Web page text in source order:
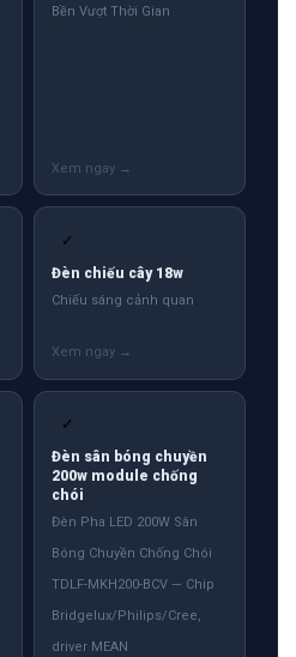
Bền Vượt Thời Gian
✓
Đèn chiếu cây 18w
Chiếu sáng cảnh quan
✓
Đèn sân bóng chuyền
200w module chống
chói
Đèn Pha LED 200W Sân
Bóng Chuyền Chống Chói
TDLF-MKH200-BCV — Chip
Bridgelux/Philips/Cree,
driver MEAN